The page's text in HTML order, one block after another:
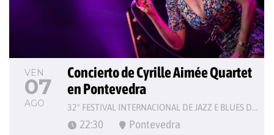
VEN
07
AGO
Concierto de Cyrille Aimée Quartet
en Pontevedra
32º FESTIVAL INTERNACIONAL DE JAZZ E BLUES DE PONTEVEDRA
22:30 Pontevedra